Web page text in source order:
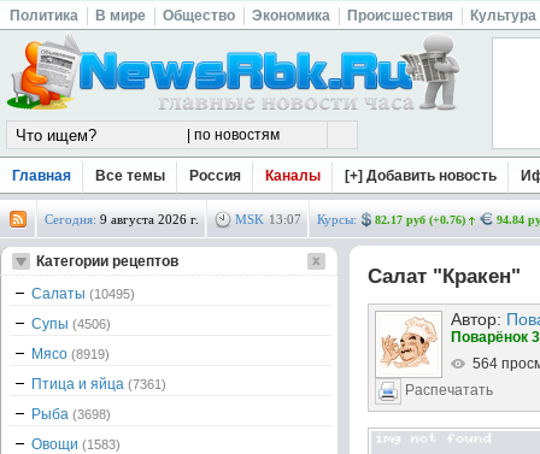
Политика В мире Общество Экономика Происшествия Культура
Главная Все темы Россия Каналы [+] Добавить новость
Сегодня: 9 августа 2026 г. MSK 13:07 Курсы: 82.17 руб (+0.76) 94.84
Салат "Кракен"
Автор:
Поварёнок
564
Распечатать
Категории рецептов
Салаты (10495)
Супы (4506)
Мясо (8919)
Птица и яйца (7361)
Рыба (3698)
Овощи (1583)